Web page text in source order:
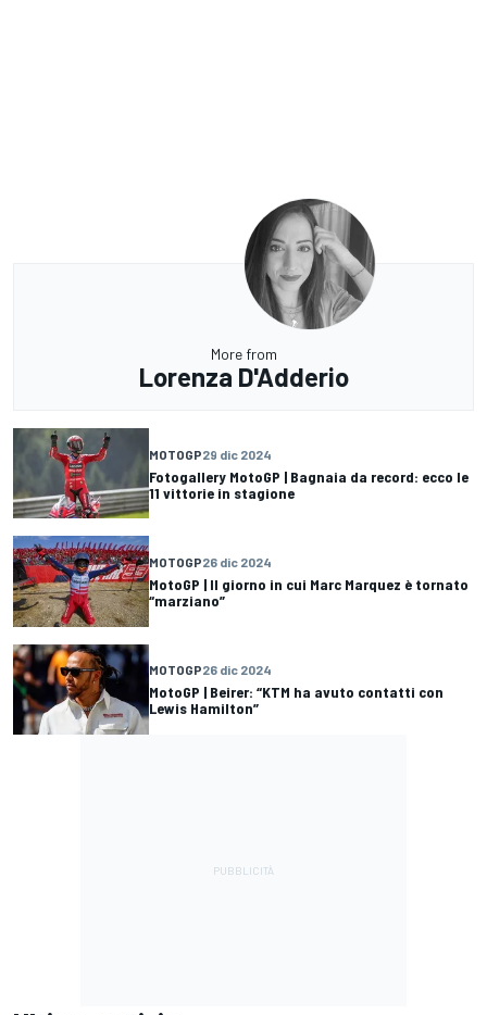
More from
Lorenza D'Adderio
MOTOGP29 dic 2024
Fotogallery MotoGP | Bagnaia da record: ecco le
11 vittorie in stagione
MOTOGP26 dic 2024
MotoGP | Il giorno in cui Marc Marquez è tornato
“marziano”
MOTOGP26 dic 2024
MotoGP | Beirer: “KTM ha avuto contatti con
Lewis Hamilton”